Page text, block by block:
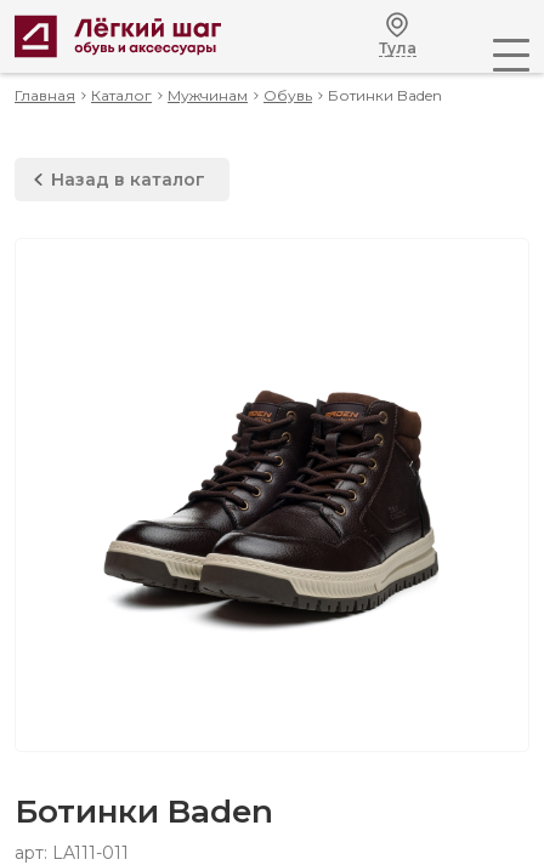
Тула
Главная Каталог Мужчинам Обувь Ботинки Baden
Назад в каталог
Ботинки Baden
арт: LA111-011